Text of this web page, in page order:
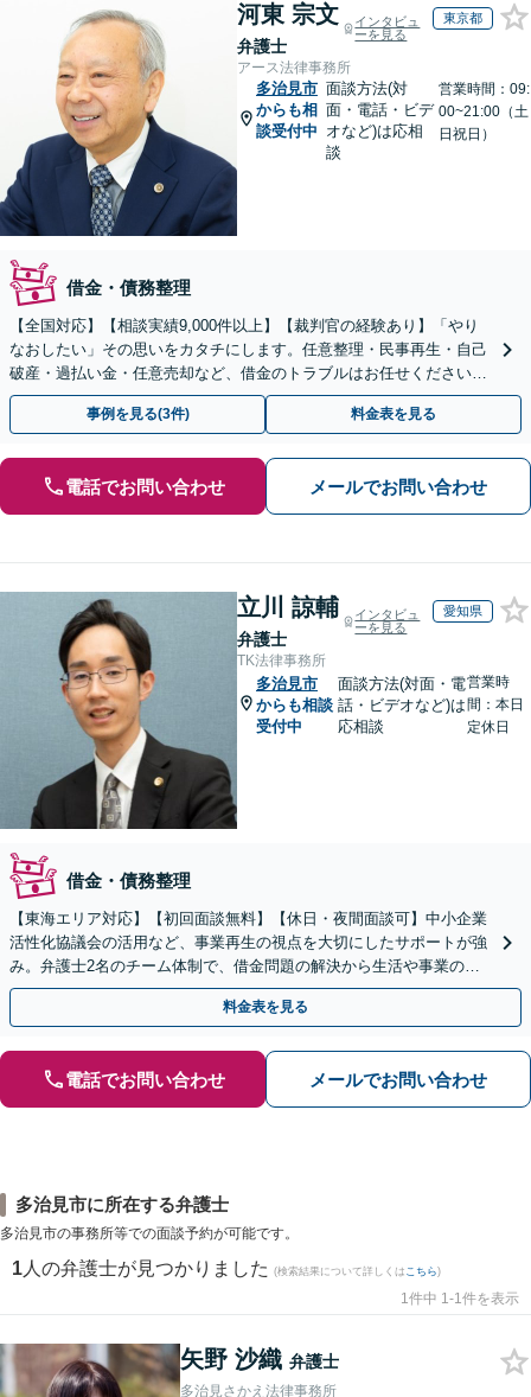
河東 宗文
弁護士
インタビュ
ーを見る
東京都
アース法律事務所
多治見市
からも相
談受付中
面談方法(対
面・電話・ビデ
オなど)は応相
談
営業時間：09:
00~21:00（土
日祝日）
借金・債務整理
【全国対応】【相談実績9,000件以上】【裁判官の経験あり】「やり
なおしたい」その思いをカタチにします。任意整理・民事再生・自己
破産・過払い金・任意売却など、借金のトラブルはお任せください。
【初回相談無料】【全国対応可能】
事例を見る(3件) 料金表を見る
電話でお問い合わせ メールでお問い合わせ
立川 諒輔
弁護士
インタビュ
ーを見る
愛知県
TK法律事務所
多治見市
からも相談
受付中
面談方法(対面・電
話・ビデオなど)は
応相談
営業時
間：本日
定休日
借金・債務整理
【東海エリア対応】【初回面談無料】【休日・夜間面談可】中小企業
活性化協議会の活用など、事業再生の視点を大切にしたサポートが強
み。弁護士2名のチーム体制で、借金問題の解決から生活や事業の立
て直しまで丁寧に寄り添います。【法人・個人】
料金表を見る
電話でお問い合わせ メールでお問い合わせ
多治見市に所在する弁護士
多治見市の事務所等での面談予約が可能です。
1 人の弁護士が見つかりました (検索結果について詳しくは こちら)
1件中 1-1件を表示
矢野 沙織 弁護士
多治見さかえ法律事務所